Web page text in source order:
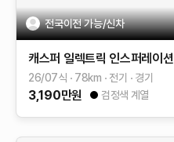
전국이전 가능/신차
캐스퍼 일렉트릭 인스퍼레이션
26/07식 78km 전기 경기
3,190만원 검정색 계열